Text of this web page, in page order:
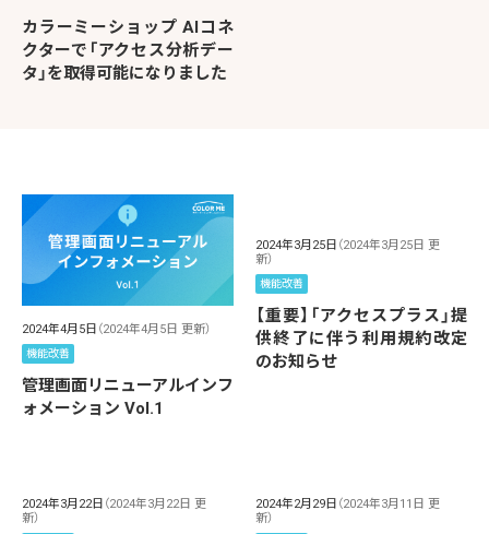
カラーミーショップ AIコネ
クターで「アクセス分析デー
タ」を取得可能になりました
2024年4月5日 （2024年4月5日 更新）
機能改善
管理画面リニューアルインフ
ォメーション Vol.1
2024年3月25日 （2024年3月25日 更
新）
機能改善
【重要】「アクセスプラス」提
供終了に伴う利用規約改定
のお知らせ
2024年3月22日 （2024年3月22日 更
新）
2024年2月29日 （2024年3月11日 更
新）